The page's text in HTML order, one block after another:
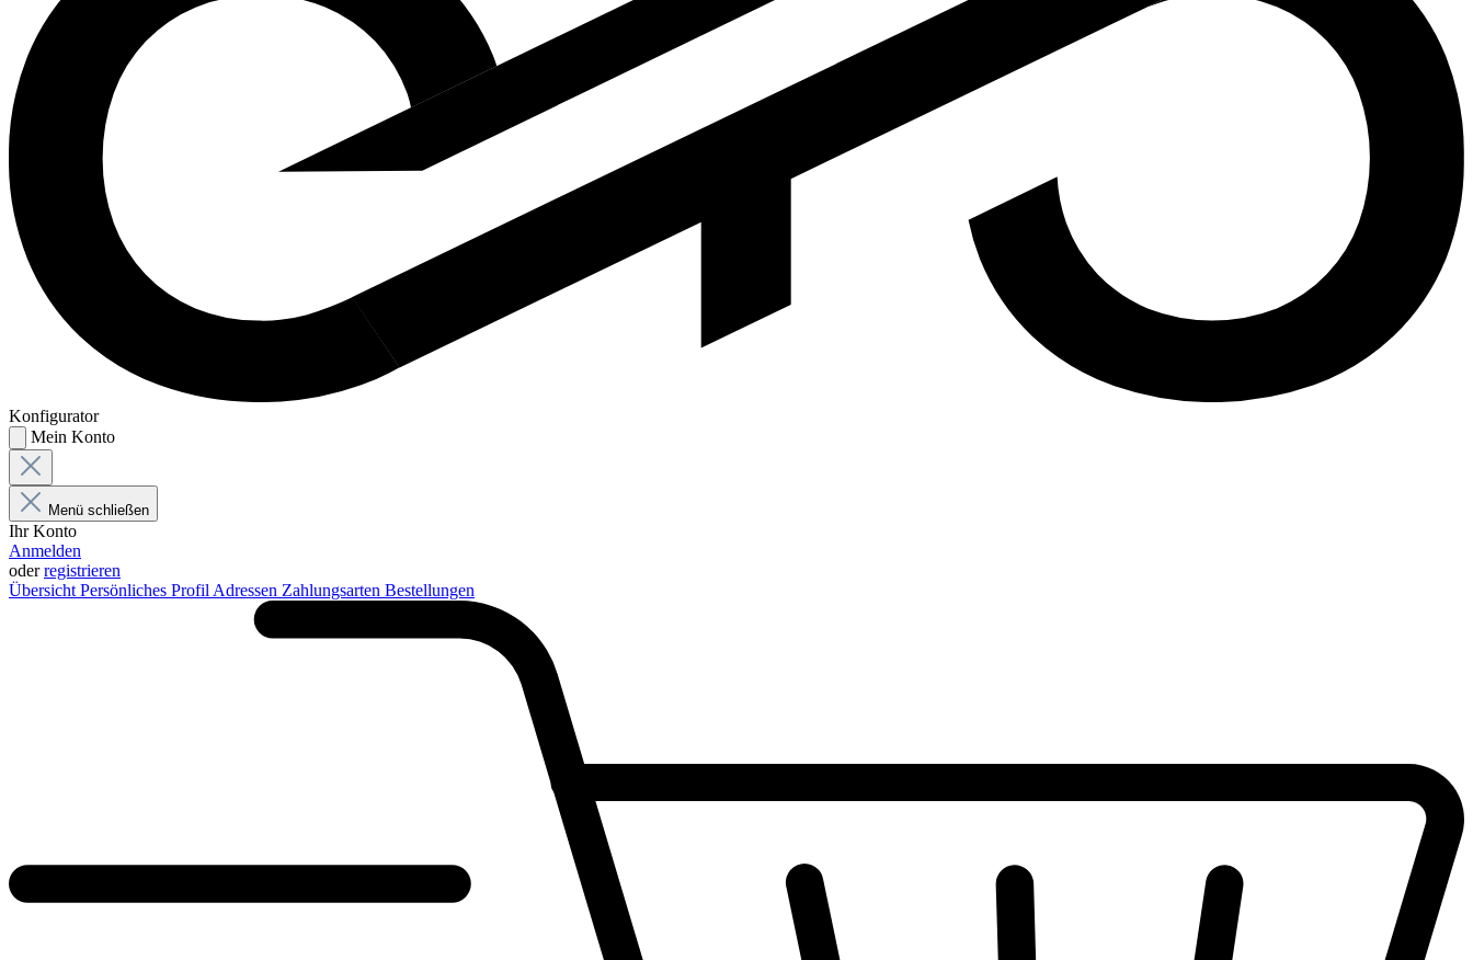
Konfigurator
Mein Konto
Menü schließen
Ihr Konto
Anmelden
oderregistrieren
Übersicht Persönliches Profil Adressen Zahlungsarten Bestellungen